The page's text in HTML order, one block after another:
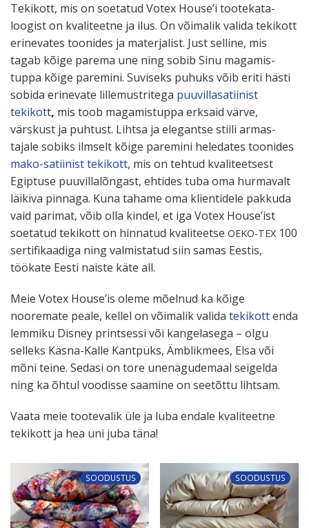
Tekikott, mis on soetatud Votex House’i toote­ka­ta­
loogist on kvali­teetne ja ilus. On võimalik valida tekikott
erine­vates toonides ja mater­jalist. Just selline, mis
tagab kõige parema une ning sobib Sinu magamis­
tuppa kõige paremini. Suviseks puhuks võib eriti hästi
sobida erinevate lille­must­ritega puuvil­la­sa­tiinist
tekikott, mis toob magamis­tuppa erksaid värve,
värskust ja puhtust. Lihtsa ja elegantse stiili armas­
tajale sobiks ilmselt kõige paremini heledates toonides
mako-satiinist tekikott, mis on tehtud kvali­teetsest
Egiptuse puuvil­la­lõngast, ehtides tuba oma hurmavalt
läikiva pinnaga. Kuna tahame oma klien­tidele pakkuda
vaid parimat, võib olla kindel, et iga Votex House’ist
soetatud tekikott on hinnatud kvali­teetse OEKO-TEX 100
serti­fi­kaadiga ning valmis­tatud siin samas Eestis,
töökate Eesti naiste käte all.
Meie Votex House’is oleme mõelnud ka kõige
nooremate peale, kellel on võimalik valida tekikottenda
lemmiku Disney print­sessi või kange­lasega – olgu
selleks Käsna-Kalle Kantpüks, Ämblikmees, Elsa või
mõni teine. Sedasi on tore unenä­gu­demaal seigelda
ning ka õhtul voodisse saamine on seetõttu lihtsam.
Vaata meie toote­valik üle ja luba endale kvali­teetne
tekikott ja hea uni juba täna!
SOODUSTUS SOODUSTUS